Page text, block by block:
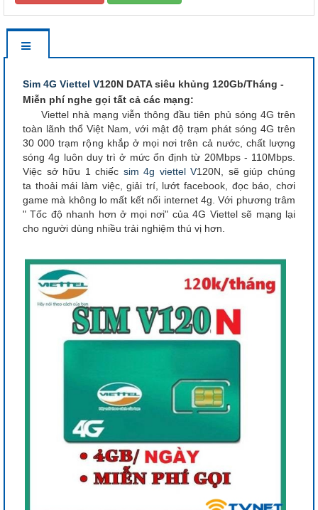
Sim 4G Viettel V120N DATA siêu khủng 120Gb/Tháng -
Miễn phí nghe gọi tất cả các mạng:
Viettel nhà mạng viễn thông đầu tiên phủ sóng 4G trên
toàn lãnh thổ Việt Nam, với mật độ trạm phát sóng 4G trên
30 000 trạm rộng khắp ở mọi nơi trên cả nước, chất lượng
sóng 4g luôn duy trì ở mức ổn định từ 20Mbps - 110Mbps.
Việc sở hữu 1 chiếc sim 4g viettel V120N, sẽ giúp chúng
ta thoải mái làm việc, giải trí, lướt facebook, đọc báo, chơi
game mà không lo mất kết nối internet 4g. Với phương trâm
" Tốc độ nhanh hơn ở mọi nơi" của 4G Viettel sẽ mạng lại
cho người dùng nhiều trải nghiệm thú vị hơn.